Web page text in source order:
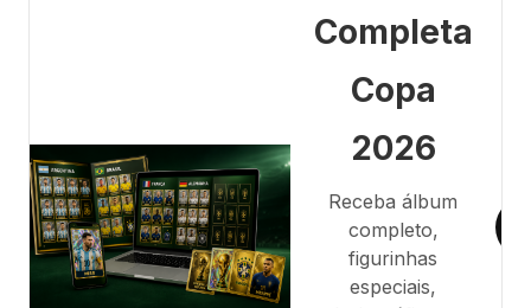
Completa
Copa
2026
Receba álbum
completo,
figurinhas
especiais,